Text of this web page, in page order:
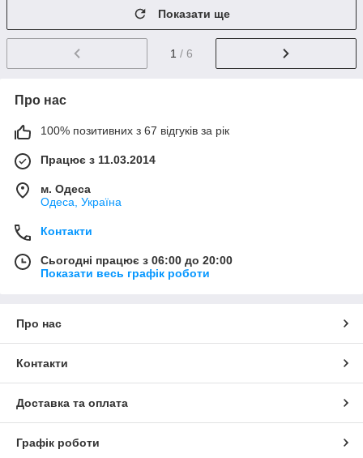
Показати ще
1 / 6
Про нас
100% позитивних з 67 відгуків за рік
Працює з 11.03.2014
м. Одеса
Одеса, Україна
Контакти
Сьогодні працює з 06:00 до 20:00
Показати весь графік роботи
Про нас
Контакти
Доставка та оплата
Графік роботи